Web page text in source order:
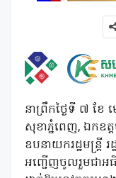
នាព្រឹកថ្ងៃទី ៧ ខែ
សុខាភ្នំពេញ, ឯកឧត្
ឧបនាយករដ្ឋមន្ត្រី រ
អញ្ជើញចូលរួមជាអ